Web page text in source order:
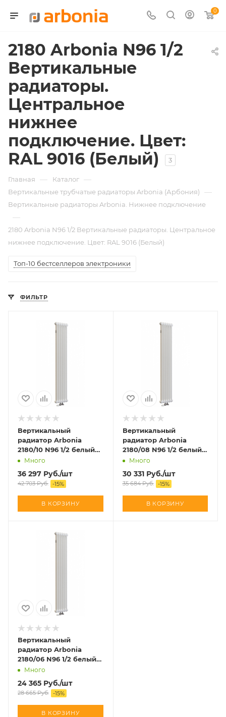
0
2180 Arbonia N96 1/2
Вертикальные
радиаторы.
Центральное
нижнее
подключение. Цвет:
RAL 9016 (Белый)
3
Главная — Каталог —
Вертикальные трубчатые радиаторы Arbonia (Арбония) —
Вертикальные радиаторы Arbonia. Нижнее подключение
—
2180 Arbonia N96 1/2 Вертикальные радиаторы. Центральное
нижнее подключение. Цвет: RAL 9016 (Белый)
Топ-10 бестселлеров электроники
ФИЛЬТР
Вертикальный
радиатор Arbonia
2180/10 N96 1/2 белый
цвет (RAL 9016) с
нижней подводкой
Много
36 297 Руб./шт
42 703Руб. -15%
В КОРЗИНУ
Вертикальный
радиатор Arbonia
2180/08 N96 1/2 белый
цвет (RAL 9016) с
нижней подводкой
Много
30 331Руб./шт
35 684Руб. -15%
В КОРЗИНУ
Вертикальный
радиатор Arbonia
2180/06 N96 1/2 белый
цвет (RAL 9016) с
нижней подводкой
Много
24 365 Руб./шт
28 665Руб. -15%
В КОРЗИНУ